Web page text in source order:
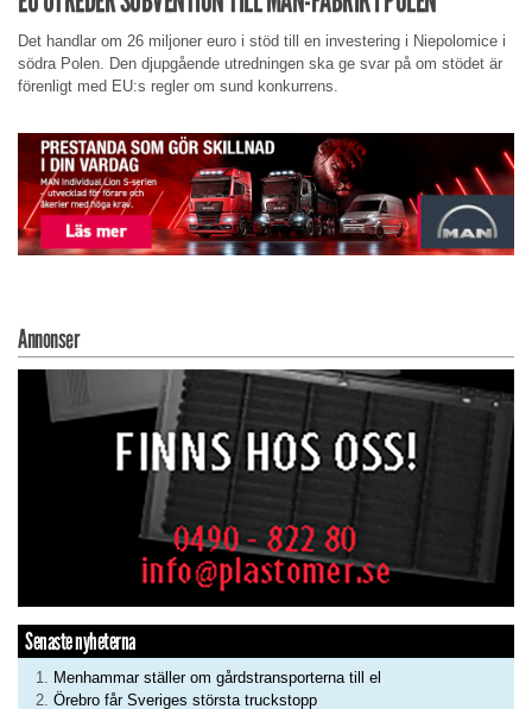
Det handlar om 26 miljoner euro i stöd till en investering i Niepolomice i
södra Polen. Den djupgående utredningen ska ge svar på om stödet är
förenligt med EU:s regler om sund konkurrens.
Annonser
Senaste nyheterna
Menhammar ställer om gårdstransporterna till el
Örebro får Sveriges största truckstopp